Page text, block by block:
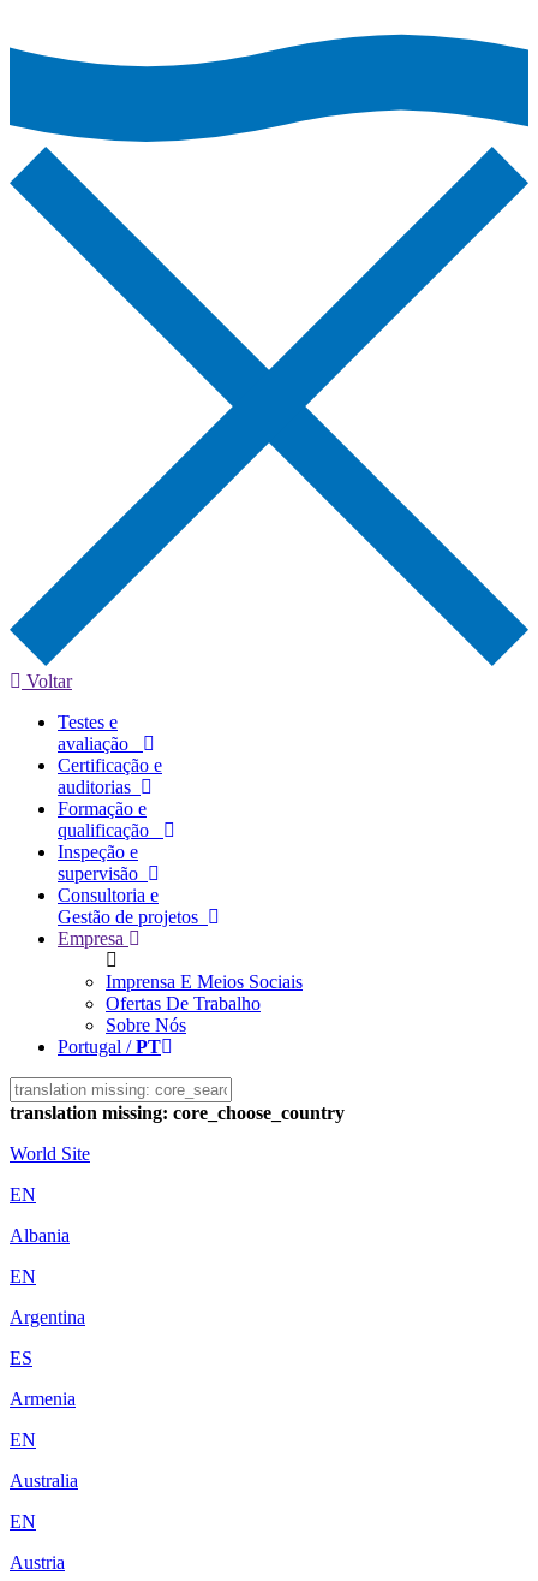
Voltar
Testes e
avaliação
Certificação e
auditorias
Formação e
qualificação
Inspeção e
supervisão
Consultoria e
Gestão de projetos
Empresa
Imprensa E Meios Sociais
Ofertas De Trabalho
Sobre Nós
Portugal /PT
translation missing: core_choose_country
World Site
EN
Albania
EN
Argentina
ES
Armenia
EN
Australia
EN
Austria